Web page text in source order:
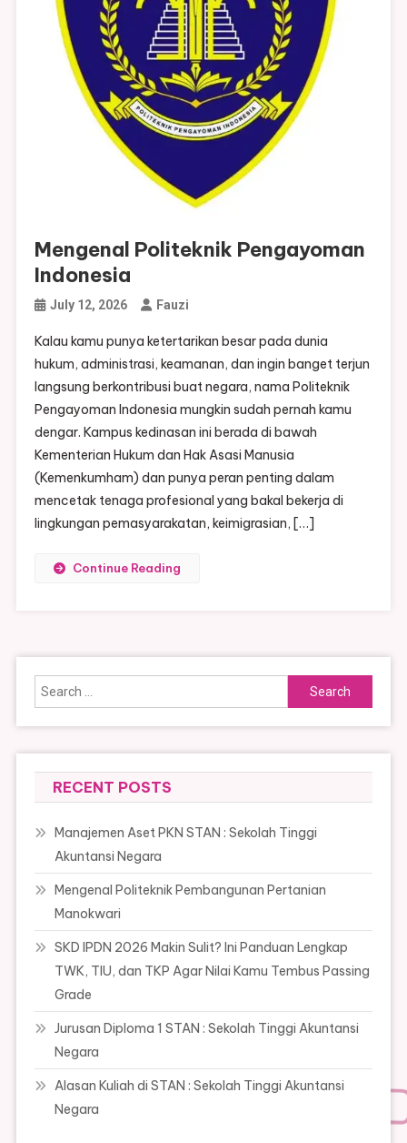
Mengenal Politeknik Pengayoman
Indonesia
July 12, 2026 Fauzi
Kalau kamu punya ketertarikan besar pada dunia
hukum, administrasi, keamanan, dan ingin banget terjun
langsung berkontribusi buat negara, nama Politeknik
Pengayoman Indonesia mungkin sudah pernah kamu
dengar. Kampus kedinasan ini berada di bawah
Kementerian Hukum dan Hak Asasi Manusia
(Kemenkumham) dan punya peran penting dalam
mencetak tenaga profesional yang bakal bekerja di
lingkungan pemasyarakatan, keimigrasian, […]
Continue Reading
Search
for:
RECENT POSTS
Manajemen Aset PKN STAN : Sekolah Tinggi
Akuntansi Negara
Mengenal Politeknik Pembangunan Pertanian
Manokwari
SKD IPDN 2026 Makin Sulit? Ini Panduan Lengkap
TWK, TIU, dan TKP Agar Nilai Kamu Tembus Passing
Grade
Jurusan Diploma 1 STAN : Sekolah Tinggi Akuntansi
Negara
Alasan Kuliah di STAN : Sekolah Tinggi Akuntansi
Negara